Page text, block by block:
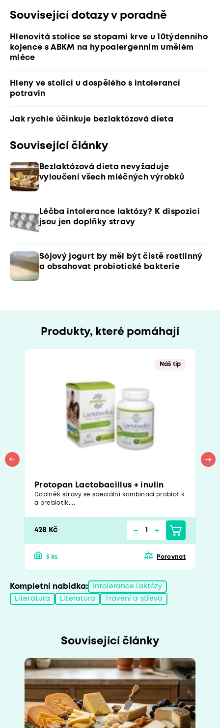
Související dotazy v poradně
Hlenovitá stolice se stopami krve u 10týdenního
kojence s ABKM na hypoalergenním umělém
mléce
Hleny ve stolici u dospělého s intolerancí
potravin
Jak rychle účinkuje bezlaktózová dieta
Související články
Bezlaktózová dieta nevyžaduje
vyloučení všech mléčných výrobků
Léčba intolerance laktózy? K dispozici
jsou jen doplňky stravy
Sójový jogurt by měl být čistě rostlinný
a obsahovat probiotické bakterie
Produkty, které pomáhají
Náš tip
Protopan Lactobacillus + inulin
Doplněk stravy se speciální kombinací probiotik
a prebiotik....
428 Kč
5 ks Porovnat
Kompletní nabídka: Intolerance laktózy
Literatura Literatura Trávení a střeva
Související články